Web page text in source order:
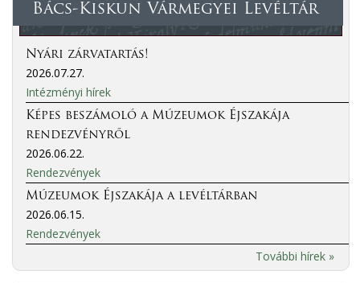
Bács-Kiskun Vármegyei Levéltár
Nyári zárvatartás!
2026.07.27.
Intézményi hírek
Képes beszámoló a Múzeumok Éjszakája
rendezvényről
2026.06.22.
Rendezvények
Múzeumok Éjszakája a levéltárban
2026.06.15.
Rendezvények
További hírek »